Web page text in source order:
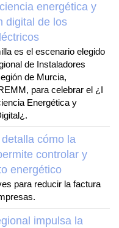
energética y
digital de los
es el escenario elegido
de Instaladores
de Murcia,
para celebrar el ¿I
Energética y
cómo la
controlar y
energético
para reducir la factura
impulsa la